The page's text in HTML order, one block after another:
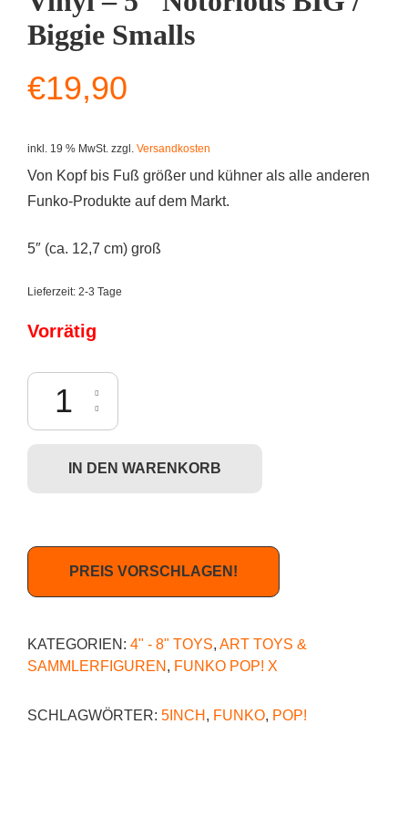
Biggie Smalls
€19,90
inkl. 19 % MwSt. zzgl. Versandkosten
Von Kopf bis Fuß größer und kühner als alle anderen
Funko-Produkte auf dem Markt.
5″ (ca. 12,7 cm) groß
Lieferzeit: 2-3 Tage
Vorrätig
Funko GOLD Premium Vinyl - 5" Notorious BIG / Biggie Smalls Menge
IN DEN WARENKORB
PREIS VORSCHLAGEN!
KATEGORIEN: 4" - 8" TOYS, ART TOYS &
SAMMLERFIGUREN , FUNKO POP! X
SCHLAGWÖRTER: 5INCH , FUNKO, POP!